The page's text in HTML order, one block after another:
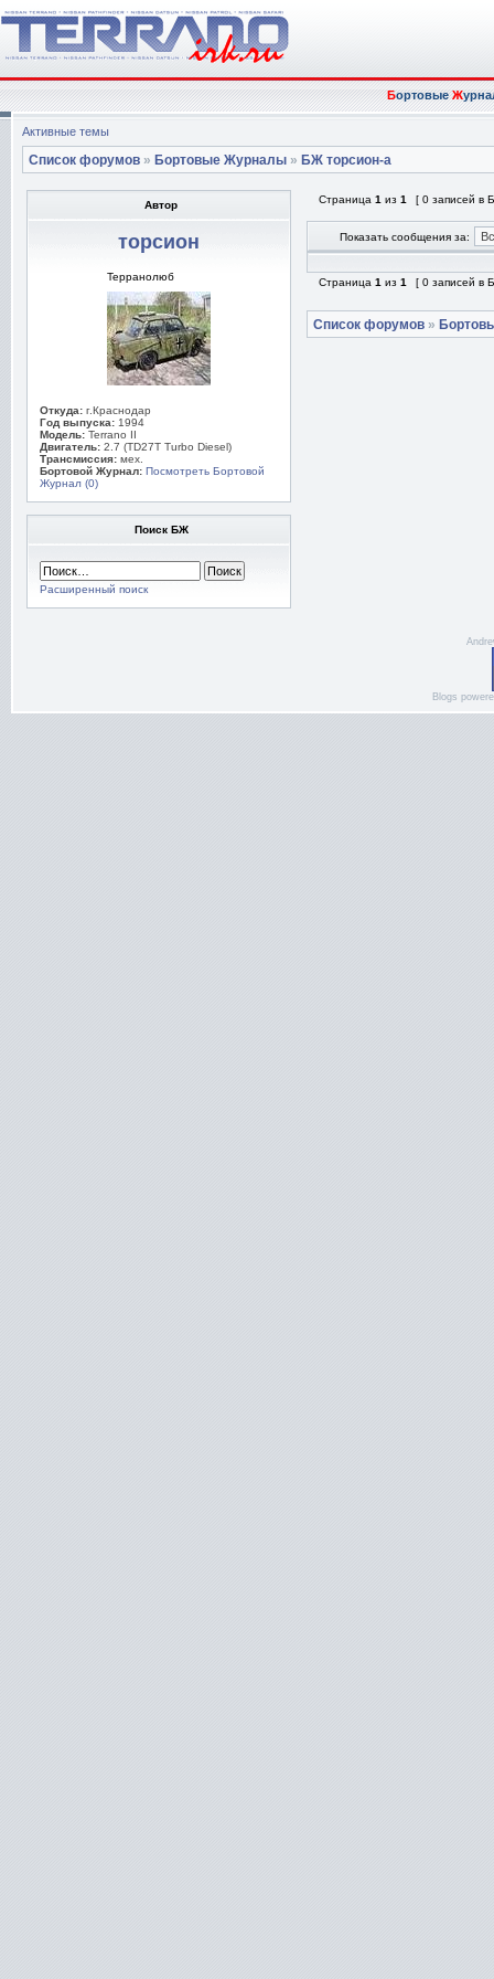
БортовыеЖ
Активные темы
Список форумов » Бортовые Журналы » БЖ торсион-а
Автор
торсион
Терранолюб
Откуда: г.Краснодар
Год выпуска: 1994
Модель: Terrano II
Двигатель: 2.7 (TD27T Turbo Diesel)
Трансмиссия: мех.
Бортовой Журнал: Посмотреть Бортовой
Журнал (0)
Поиск БЖ
Расширенный поиск
Страница 1 из 1 [ 0 записей в
Показать сообщения за:
Страница 1 из 1 [ 0 записей в
Список форумов »
Blogs